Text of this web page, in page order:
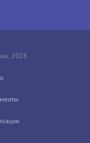
2026